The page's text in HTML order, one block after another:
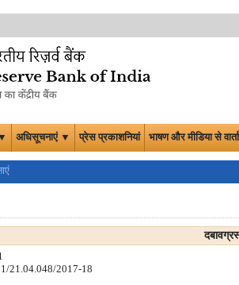
अधिसूचनाएं ▼ प्रेस प्रकाशनियां भाषण और मीडिया से
21.04.048/2017-18